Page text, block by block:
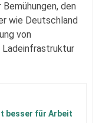
den
wie Deutschland
von
Ladeinfrastruktur
besser für Arbeit